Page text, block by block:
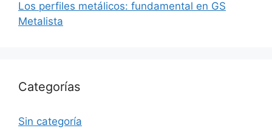
Los perfiles metálicos: fundamental en GS
Metalista
Categorías
Sin categoría